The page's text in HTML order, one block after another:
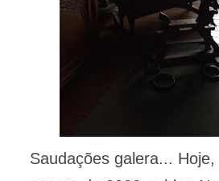
Saudações galera...